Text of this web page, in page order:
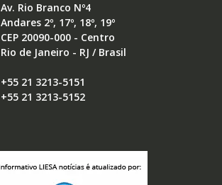
Av. Rio Branco Nº4
Andares 2º, 17º, 18º, 19º
CEP 20090-000 - Centro
Rio de Janeiro - RJ / Brasil
+55 21 3213-5151
+55 21 3213-5152